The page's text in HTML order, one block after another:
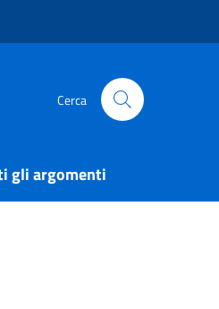
Cerca
gli argomenti